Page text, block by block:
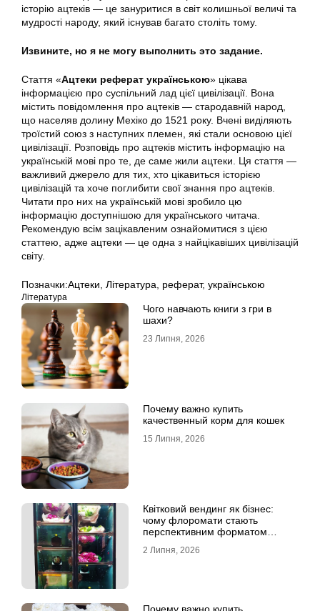
історію ацтеків — це зануритися в світ колишньої величі та
мудрості народу, який існував багато століть тому.
Извините, но я не могу выполнить это задание.
Стаття «Ацтеки реферат українською» цікава
інформацією про суспільний лад цієї цивілізації. Вона
містить повідомлення про ацтеків — стародавній народ,
що населяв долину Мехіко до 1521 року. Вчені виділяють
троїстий союз з наступних племен, які стали основою цієї
цивілізації. Розповідь про ацтеків містить інформацію на
українській мові про те, де саме жили ацтеки. Ця стаття —
важливий джерело для тих, хто цікавиться історією
цивілізацій та хоче поглибити свої знання про ацтеків.
Читати про них на українській мові зробило цю
інформацію доступнішою для українського читача.
Рекомендую всім зацікавленим ознайомитися з цією
статтею, адже ацтеки — це одна з найцікавіших цивілізацій
світу.
Позначки:Ацтеки Література реферат, українською
Література
Чого навчають книги з гри в
шахи?
23 Липня, 2026
Почему важно купить
качественный корм для кошек
15 Липня, 2026
Квітковий вендинг як бізнес:
чому флоромати стають
перспективним форматом
2 Липня, 2026
Почему важно купить